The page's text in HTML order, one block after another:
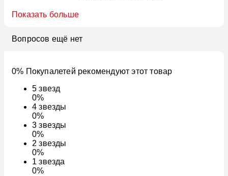
Показать больше
Вопросов ещё нет
0% Покупалетей рекомендуют этот товар
5звезд
0%
4звезды
0%
3звезды
0%
2звезды
0%
1звезда
0%